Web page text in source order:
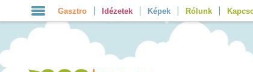
Gasztro Idézetek Képek Rólunk